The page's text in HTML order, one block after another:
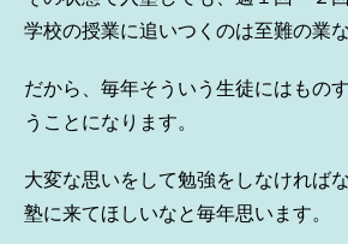
学校の授業に追いつくのは至難の業な
だから、毎年そういう生徒にはもの
うことになります。
大変な思いをして勉強をしなければ
塾に来てほしいなと毎年思います。